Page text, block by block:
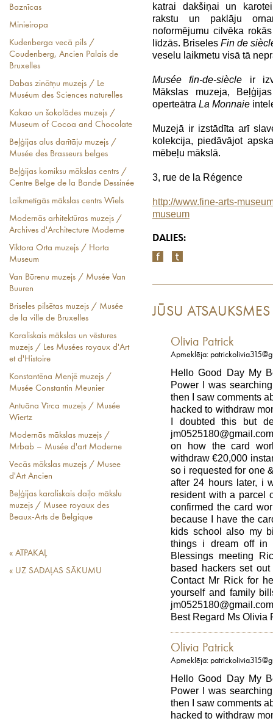
Baznīcas
Minieiropa
Kudenberga vecā pils /
Coudenberg, Ancien Palais de
Bruxelles
Dabas zinātņu muzejs / Le
Muséum des Sciences naturelles
Kakao un šokolādes muzejs /
Museum of Cocoa and Chocolate
Beļģijas alus darītāju muzejs /
Musée des Brasseurs belges
Beļģijas komiksu mākslas centrs /
Centre Belge de la Bande Dessinée
Laikmetīgās mākslas centrs Wiels
Modernās arhitektūras muzejs /
Archives d'Architecture Moderne
Viktora Orta muzejs / Horta
Museum
Van Būrenu muzejs / Musée Van
Buuren
Briseles pilsētas muzejs / Musée
de la ville de Bruxelles
Karaliskais mākslas un vēstures
muzejs / Les Musées royaux d'Art
et d'Histoire
Konstantēna Menjē muzejs /
Musée Constantin Meunier
Antuāna Vīrca muzejs / Musée
Wiertz
Modernās mākslas muzejs /
Mrbab – Musée d'art Moderne
Vecās mākslas muzejs / Musee
d'Art Ancien
Beļģijas karaliskais daiļo mākslu
muzejs / Musee royaux des
Beaux-Arts de Belgique
« ATPAKAĻ
« UZ SADAĻAS SĀKUMU
katrai dakšiņai un
rakstu un paklāju
noformējumu cilvēka
līdzās. BriselesFin de
veselu laikmetu visā tā
Musée fin-de-siècle ir
Mākslas muzeja,
operteātra La Monnaie
Muzejā ir izstādīta arī
kolekcija, piedāvājot
mēbeļu mākslā.
3, rue de la Régence
http://www.fine-arts-
museum
DALIES:
JŪSU ATSAUKSMES
Olivia Patrick
Apmeklēja:
Hello Good Day My
Power I was
then I saw comments
hacked to withdraw
I doubted this but
on how the card
withdraw €20,000
so i requested for one
after 24 hours later, i
resident with a parcel
confirmed the card
because I have the
kids school also my
things i dream off
Blessings meeting
based hackers set
Contact Mr Rick for
yourself and family
Best Regard Ms Olivia
Olivia Patrick
Apmeklēja:
Hello Good Day My
Power I was
then I saw comments
hacked to withdraw